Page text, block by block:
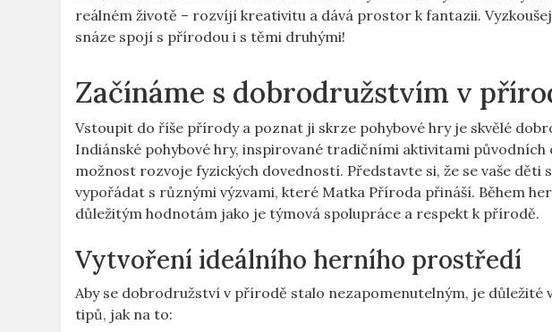
reálném životě – rozvíjí kreativitu a dává prostor k fantazii.
snáze spojí s přírodou i s těmi druhými!
Začínáme s dobrodružstvím v
Vstoupit do říše přírody a poznat ji skrze pohybové hry je skvělé
Indiánské pohybové hry, inspirované tradičními aktivitami původních
možnost rozvoje fyzických dovedností. Představte si, že se vaše
vypořádat s různými výzvami, které Matka Příroda přináší. Během
důležitým hodnotám jako je týmová spolupráce a respekt k přírodě.
Vytvoření ideálního herního prostředí
Aby se dobrodružství v přírodě stalo nezapomenutelným, je
tipů, jak na to: